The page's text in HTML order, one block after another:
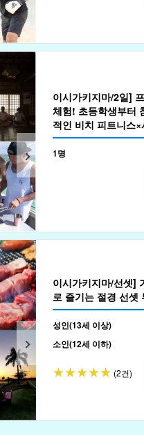
이시가키지마/2일]
체험! 초등학생부터
적인 비치 피트니스
쉬☆요가・킥복싱・
티! (No.584)
1명
이시가키지마/선셋]
로 즐기는 절경 선
성인(13세 이상)
소인(12세 이하)
(2건)